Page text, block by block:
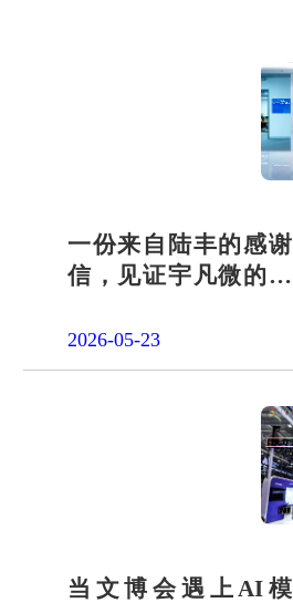
一份来自陆丰的感谢
信，见证宇凡微的社
2026-05-23
当文博会遇上AI模